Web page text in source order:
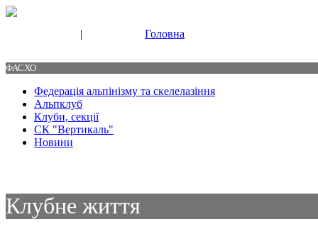
| Головна
ФАСХО
Федерація альпінізму та скелелазіння
Альпклуб
Клуби, секції
СК "Вертикаль"
Новини
Клубне життя